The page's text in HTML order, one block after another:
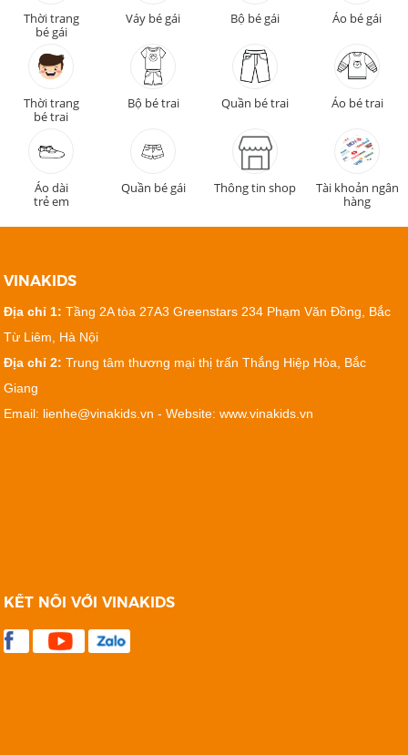
Thời trang
bé gái
Váy bé gái Bộ bé gái Áo bé gái
Thời trang
bé trai
Bộ bé trai Quần bé trai Áo bé trai
Áo dài
trẻ em
Quần bé gái Thông tin shop
Tài khoản ngân
hàng
VINAKIDS
Địa chỉ 1: Tầng 2A tòa 27A3 Greenstars 234 Phạm Văn Đồng, Bắc
Từ Liêm, Hà Nội
Địa chỉ 2: Trung tâm thương mại thị trấn Thắng Hiệp Hòa, Bắc
Giang
Email: lienhe@vinakids.vn - Website: www.vinakids.vn
KẾT NỐI VỚI VINAKIDS